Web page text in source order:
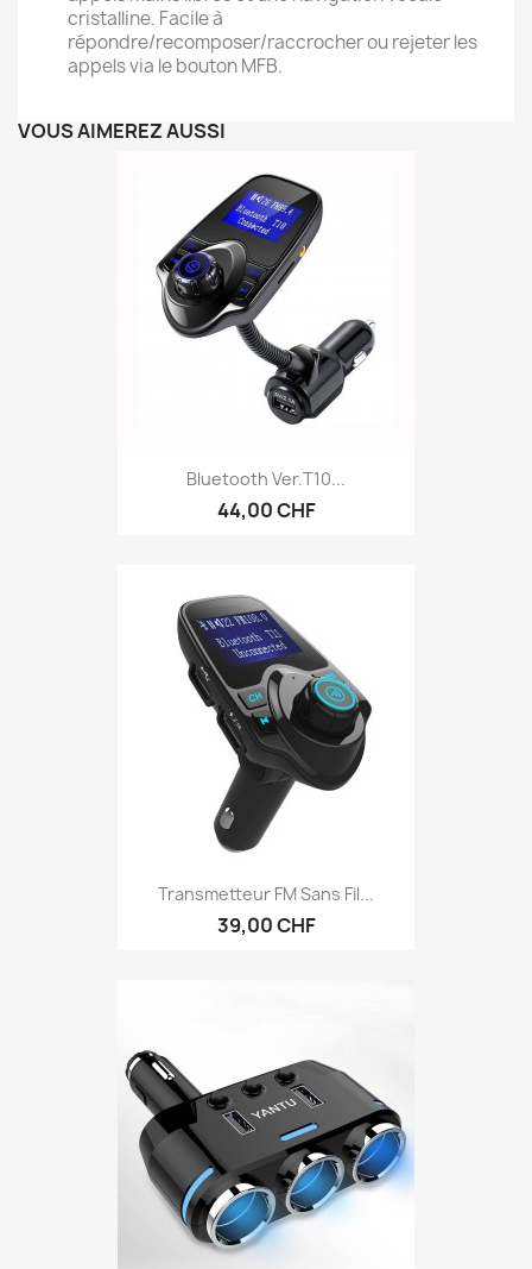
cristalline. Facile à
répondre/recomposer/raccrocher ou rejeter les
appels via le bouton MFB.
VOUS AIMEREZ AUSSI
Bluetooth Ver.T10...
44,00 CHF
Transmetteur FM Sans Fil...
39,00 CHF